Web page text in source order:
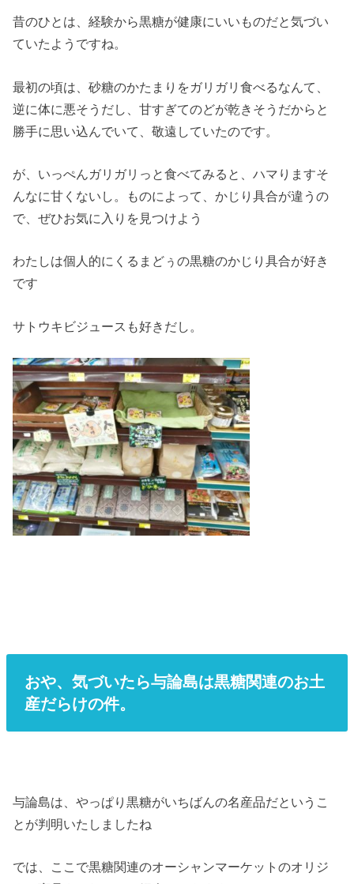
昔のひとは、経験から黒糖が健康にいいものだと気づい
ていたようですね。
最初の頃は、砂糖のかたまりをガリガリ食べるなんて、
逆に体に悪そうだし、甘すぎてのどが乾きそうだからと
勝手に思い込んでいて、敬遠していたのです。
が、いっぺんガリガリっと食べてみると、ハマりますそ
んなに甘くないし。ものによって、かじり具合が違うの
で、ぜひお気に入りを見つけよう
わたしは個人的にくるまどぅの黒糖のかじり具合が好き
です
サトウキビジュースも好きだし。
おや、気づいたら与論島は黒糖関連のお土
産だらけの件。
与論島は、やっぱり黒糖がいちばんの名産品だというこ
とが判明いたしましたね
では、ここで黒糖関連のオーシャンマーケットのオリジ